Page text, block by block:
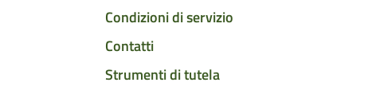
Condizioni di servizio
Contatti
Strumenti di tutela